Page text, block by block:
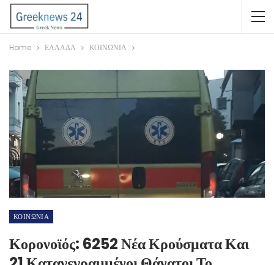
Home ΕΛΛΑΔΑ ΚΟΙΝΩΝΙΑ
ΚΟΙΝΩΝΙΑ
Κορονοϊός: 6252 Νέα Κρούσματα Και